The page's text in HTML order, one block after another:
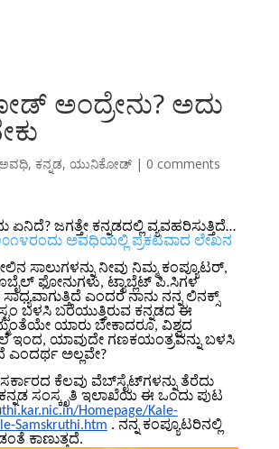
ಅಂದ್ರೇನು? ಅದು
, ಕನ್ನಡ, ಯುನಿಕೋಡ್| 0 comments
ಜಗತ್ತೇ ಕನ್ನಡದಲ್ಲಿ ವ್ಯವಹರಿಸುತ್ತಿದೆ…
ಅವಧಿಯಲ್ಲಿ ಪ್ರಕಟವಾದ ಲೇಖನ
ಸಾಲುಗಳನ್ನು ನೀವು ನಿಮ್ಮ ಕಂಪ್ಯೂಟರ್,
ಫೋನುಗಳು, ಟ್ಯಾಬ್ಲೆಟ್ ಪಿ.ಸಿ‌ಗಳ
ಎಂದರೆ ನಾನು ನನ್ನ ಲಿನಕ್ಸ್
ಬಳಸಿ ಬರೆಯುತ್ತಿರುವ ಕನ್ನಡದ ಈ
ಯಾರು ಬೇಕಾದರೂ, ವಿಶ್ವದ
ಇಂದ, ಯಾವುದೇ ಗಣಕಯಂತ್ರವನ್ನು ಬಳಸಿ
ಎಂದರ್ಥ ಅಲ್ಲವೇ?
ಕೆಲವು ವೆಬ್‌ಸೈಟ್‌ಗಳನ್ನು ತೆರೆದು
ಸಂಸ್ಕೃತಿ ಇಲಾಖೆಯ ಈ ಒಂದು ಪುಟ
Homepage/Kale-
Samskruthi.htm . ನನ್ನ ಕಂಪ್ಯೂಟರಿನಲ್ಲಿ
ಕಾಣುತ್ತದೆ.